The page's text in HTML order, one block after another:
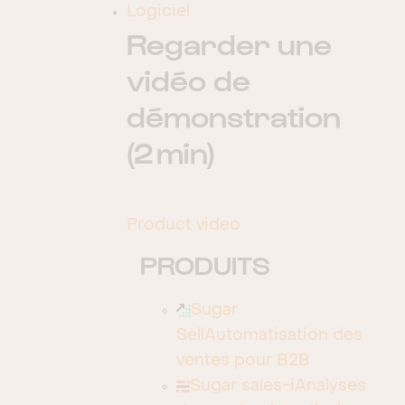
Skip to main content
Logiciel
Regarder une
vidéo de
démonstration
(2 min)
Product video
PRODUITS
Sugar
Sell Automatisation des
ventes pour B2B
Sugar sales-iAnalyses
dotBase -
Partenaires
Authorized Partner